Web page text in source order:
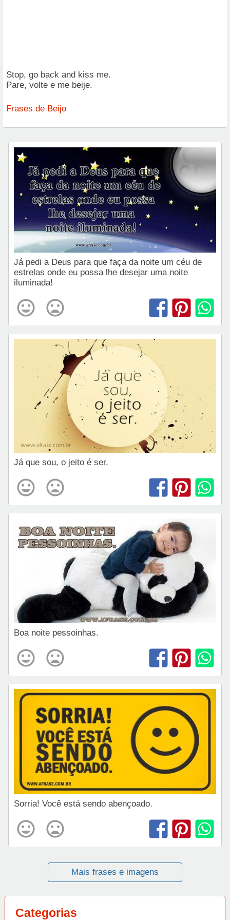
Stop, go back and kiss me.
Pare, volte e me beije.
Frases de Beijo
Já pedi a Deus para que faça da noite um céu de
estrelas onde eu possa lhe desejar uma noite
iluminada!
Já que sou, o jeito é ser.
Boa noite pessoinhas.
Sorria! Você está sendo abençoado.
Mais frases e imagens
Categorias